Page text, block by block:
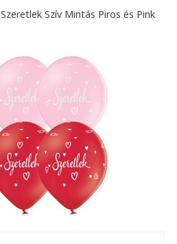
Szeretlek Szív Mintás Piros és Pink